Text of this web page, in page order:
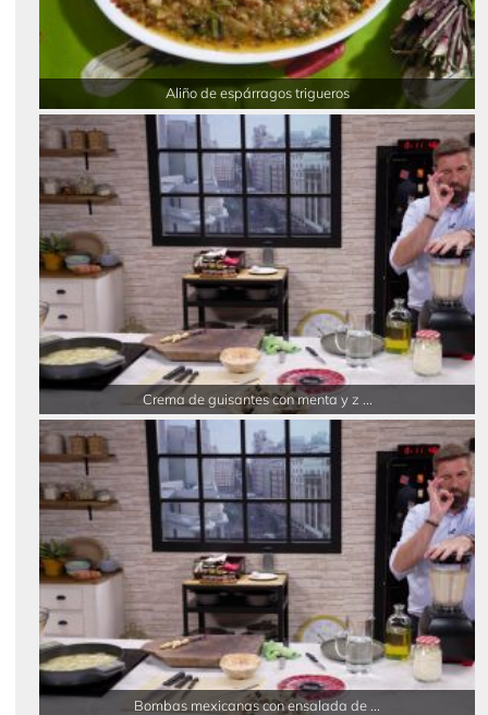
Aliño de espárragos trigueros
Crema de guisantes con menta y z ...
Bombas mexicanas con ensalada de ...